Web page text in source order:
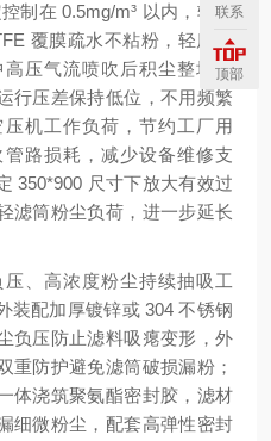
制在 0.5mg/m³ 以内，轻松
覆膜疏水不粘粉，轻质静
压气流喷吹后积尘整块脱
行压差保持低位，不用频繁
机工作负荷，节约工厂用
路损耗，减少设备维修支
350*900 尺寸下放大有效过
滤筒粉尘负荷，进一步延长
、高浓度粉尘持续抽吸工
装配加厚镀锌或 304 不锈钢
负压防止滤料吸瘪变形，外
重防护避免滤筒破损漏粉；
体浇筑聚氨酯密封胶，滤材
细微粉尘，配套高弹性密封
联系
顶部